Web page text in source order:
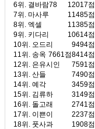
12017점
6위. 결바람78
11485점
7위. 마사루
11385점
8위. 엑셀
10614점
9위. 키다리
9494점
10위. 오드리
8414점
11위. 송옥 7661점
12위. 은유시인
7591점
13위. 산들
7490점
14위. 예각
3459점
15위. 김류하
3149점
16위. 돌고래
2741점
17위. 이쁜이
2237점
18위. 풋사과
1908점